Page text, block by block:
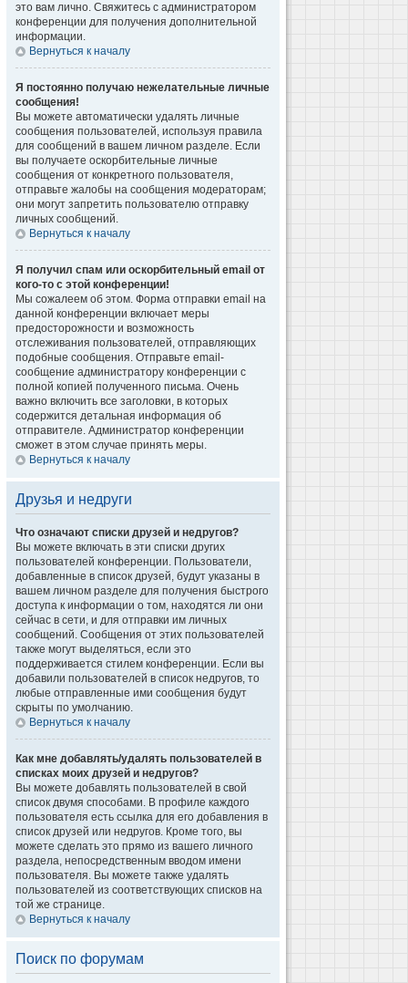
это вам лично. Свяжитесь с администратором
конференции для получения дополнительной
информации.
Вернуться к началу
Я постоянно получаю нежелательные личные
сообщения!
Вы можете автоматически удалять личные
сообщения пользователей, используя правила
для сообщений в вашем личном разделе. Если
вы получаете оскорбительные личные
сообщения от конкретного пользователя,
отправьте жалобы на сообщения модераторам;
они могут запретить пользователю отправку
личных сообщений.
Вернуться к началу
Я получил спам или оскорбительный email от
кого-то с этой конференции!
Мы сожалеем об этом. Форма отправки email на
данной конференции включает меры
предосторожности и возможность
отслеживания пользователей, отправляющих
подобные сообщения. Отправьте email-
сообщение администратору конференции с
полной копией полученного письма. Очень
важно включить все заголовки, в которых
содержится детальная информация об
отправителе. Администратор конференции
сможет в этом случае принять меры.
Вернуться к началу
Друзья и недруги
Что означают списки друзей и недругов?
Вы можете включать в эти списки других
пользователей конференции. Пользователи,
добавленные в список друзей, будут указаны в
вашем личном разделе для получения быстрого
доступа к информации о том, находятся ли они
сейчас в сети, и для отправки им личных
сообщений. Сообщения от этих пользователей
также могут выделяться, если это
поддерживается стилем конференции. Если вы
добавили пользователей в список недругов, то
любые отправленные ими сообщения будут
скрыты по умолчанию.
Вернуться к началу
Как мне добавлять/удалять пользователей в
списках моих друзей и недругов?
Вы можете добавлять пользователей в свой
список двумя способами. В профиле каждого
пользователя есть ссылка для его добавления в
список друзей или недругов. Кроме того, вы
можете сделать это прямо из вашего личного
раздела, непосредственным вводом имени
пользователя. Вы можете также удалять
пользователей из соответствующих списков на
той же странице.
Вернуться к началу
Поиск по форумам